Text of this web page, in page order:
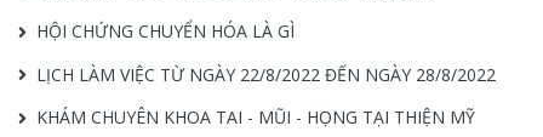
HỘI CHỨNG CHUYỂN HÓA LÀ GÌ
LỊCH LÀM VIỆC TỪ NGÀY 22/8/2022 ĐẾN NGÀY 28/8/2022
KHÁM CHUYÊN KHOA TAI - MŨI - HỌNG TẠI THIỆN MỸ